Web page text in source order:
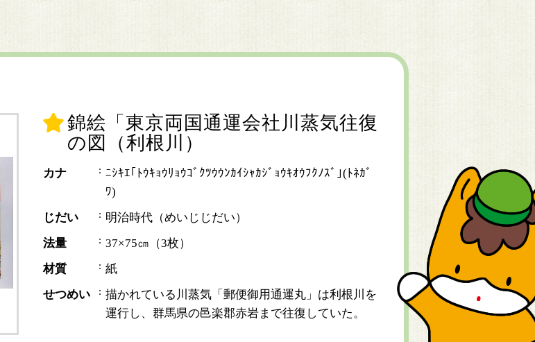
錦絵「東京両国通運会社川蒸気往復
の図（利根川）
カナ
ﾆｼｷｴ｢ﾄｳｷｮｳﾘｮｳｺﾞｸﾂｳｳﾝｶｲｼｬｶｼﾞｮｳｷｵｳﾌｸﾉｽﾞ｣(ﾄﾈｶﾞ
ﾜ)
じだい
明治時代（めいじじだい）
法量
37×75㎝（3枚）
材質
紙
せつめい
描かれている川蒸気「郵便御用通運丸」は利根川を
運行し、群馬県の邑楽郡赤岩まで往復していた。